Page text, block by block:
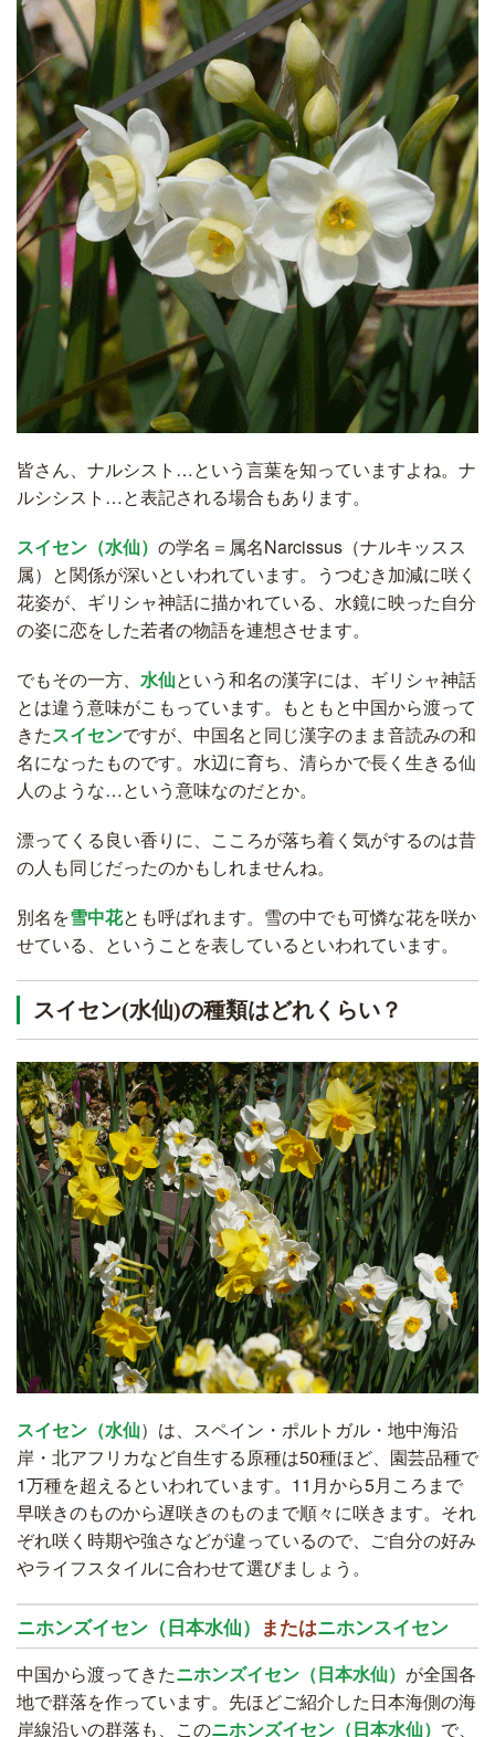
皆さん、ナルシスト…という言葉を知っていますよね。ナ
ルシシスト…と表記される場合もあります。
スイセン（水仙） の学名＝属名Narcissus（ナルキッスス
属）と関係が深いといわれています。うつむき加減に咲く
花姿が、ギリシャ神話に描かれている、水鏡に映った自分
の姿に恋をした若者の物語を連想させます。
でもその一方、 水仙という和名の漢字には、ギリシャ神話
とは違う意味がこもっています。もともと中国から渡って
きたスイセンですが、中国名と同じ漢字のまま音読みの和
名になったものです。水辺に育ち、清らかで長く生きる仙
人のような…という意味なのだとか。
漂ってくる良い香りに、こころが落ち着く気がするのは昔
の人も同じだったのかもしれませんね。
別名を雪中花とも呼ばれます。雪の中でも可憐な花を咲か
せている、ということを表しているといわれています。
スイセン(水仙)の種類はどれくらい？
スイセン（水仙）は、スペイン・ポルトガル・地中海沿
岸・北アフリカなど自生する原種は50種ほど、園芸品種で
1万種を超えるといわれています。11月から5月ころまで
早咲きのものから遅咲きのものまで順々に咲きます。それ
ぞれ咲く時期や強さなどが違っているので、ご自分の好み
やライフスタイルに合わせて選びましょう。
ニホンズイセン（日本水仙） またはニホンスイセン
中国から渡ってきたニホンズイセン（日本水仙） が全国各
地で群落を作っています。先ほどご紹介した日本海側の海
岸線沿いの群落も、このニホンズイセン（日本水仙） で、